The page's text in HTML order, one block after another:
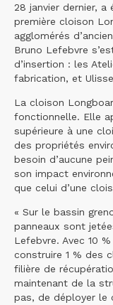
28 janvier dernier, a
première cloison
agglomérés
Bruno Lefebvre
d’insertion : les
fabrication, et
La cloison
fonctionnelle. Elle
supérieure à une
des propriétés
besoin d’aucune
son impact
que celui d’une
« Sur le bassin
panneaux sont
Lefebvre. Avec 10
construire 1 % des
filière de
maintenant de la
pas, de déployer le